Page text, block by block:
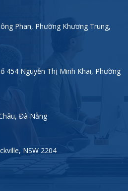
Phan, Phường Khương Trung,
454 Nguyễn Thị Minh Khai, Phường
Đà Nẵng
NSW 2204